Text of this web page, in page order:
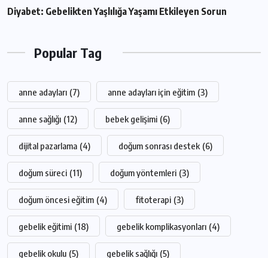
Diyabet: Gebelikten Yaşlılığa Yaşamı Etkileyen Sorun
Popular Tag
anne adayları (7) anne adayları için eğitim (3)
anne sağlığı (12) bebek gelişimi (6)
dijital pazarlama (4) doğum sonrası destek (6)
doğum süreci (11) doğum yöntemleri (3)
doğum öncesi eğitim (4) fitoterapi (3)
gebelik eğitimi (18) gebelik komplikasyonları (4)
gebelik okulu (5) gebelik sağlığı (5)